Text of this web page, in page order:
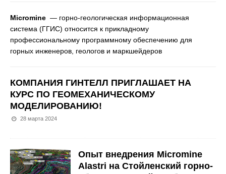
Micromine — горно-геологическая информационная
система (ГГИС) относится к прикладному
профессиональному программному обеспечению для
горных инженеров, геологов и маркшейдеров
КОМПАНИЯ ГИНТЕЛЛ ПРИГЛАШАЕТ НА
КУРС ПО ГЕОМЕХАНИЧЕСКОМУ
МОДЕЛИРОВАНИЮ!
28 марта 2024
Опыт внедрения Micromine
Alastri на Стойленский горно-